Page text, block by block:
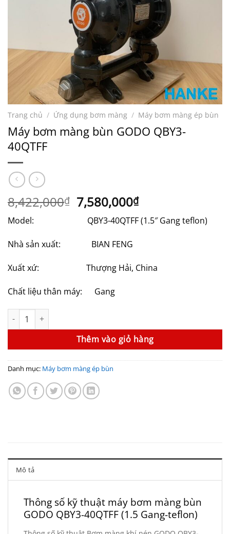
Trang chủ / Ứng dụng bơm màng / Máy bơm màng ép bùn
Máy bơm màng bùn GODO QBY3-
40QTFF
8,422,000₫ Giá
gốc
là:
8,422,000₫.
7,580,000₫Giá
hiện
tại
Model: QBY3-40QTFF (1.5″ Gang teflon)
Nhà sản xuất: BIAN FENG
Xuất xứ: Thượng Hải, China
Chất liệu thân máy: Gang
Máy bơm màng bùn GODO QBY3-40QTFF số lượng
Thêm vào giỏ hàng
Danh mục: Máy bơm màng ép bùn
Mô tả
Thông số kỹ thuật máy bơm màng bùn
GODO QBY3-40QTFF (1.5 Gang-teflon)